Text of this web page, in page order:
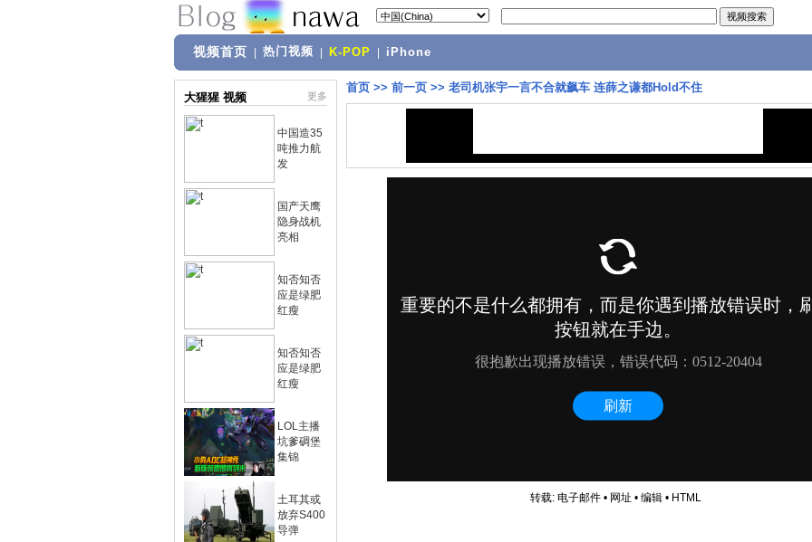
视频首页 热门视频 K-POP iPhone
大猩猩 视频 更多
中国造35
吨推力航
发
国产天鹰
隐身战机
亮相
知否知否
应是绿肥
红瘦
知否知否
应是绿肥
红瘦
LOL主播
坑爹碉堡
集锦
土耳其或
放弃S400
导弹
首页 >> 前一页 >> 老司机张宇一言不合就飙车 连薛之谦都Hold不住
转载: 电子邮件• 网址 • 编辑• HTML